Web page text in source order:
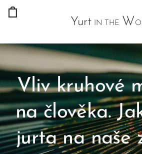
Yurt IN THE W
Vliv kruhové
na člověka.
jurta na naše